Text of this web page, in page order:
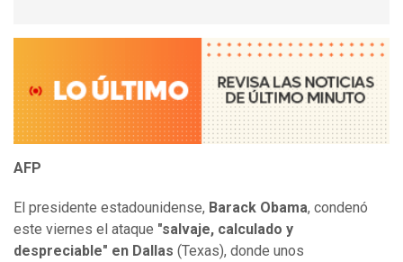
AFP
El presidente estadounidense, Barack Obama, condenó
este viernes el ataque "salvaje, calculado y
despreciable" en Dallas (Texas), donde unos